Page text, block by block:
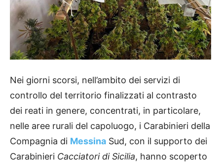
Nei giorni scorsi, nell’ambito dei servizi di
controllo del territorio finalizzati al contrasto
dei reati in genere, concentrati, in particolare,
nelle aree rurali del capoluogo, i Carabinieri della
Compagnia di Messina Sud, con il supporto dei
Carabinieri Cacciatori di Sicilia, hanno scoperto